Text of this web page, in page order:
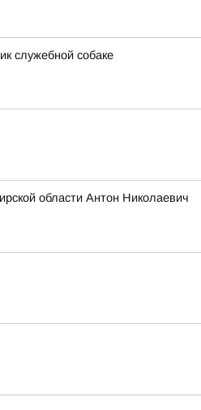
служебной собаке
области Антон Николаевич